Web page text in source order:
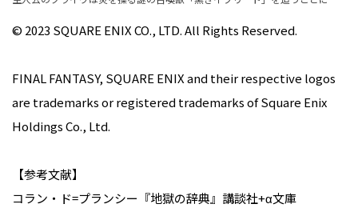
© 2023 SQUARE ENIX CO., LTD. All Rights Reserved.
FINAL FANTASY, SQUARE ENIX and their respective logos
are trademarks or registered trademarks of Square Enix
Holdings Co., Ltd.
【参考文献】
コラン・ド=プランシー『地獄の辞典』講談社+α文庫